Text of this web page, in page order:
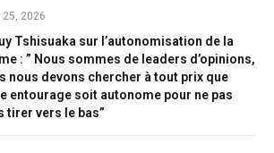
2026
Tshisuaka sur l’autonomisation de la
: ” Nous sommes de leaders d’opinions,
nous devons chercher à tout prix que
entourage soit autonome pour ne pas
tirer vers le bas”